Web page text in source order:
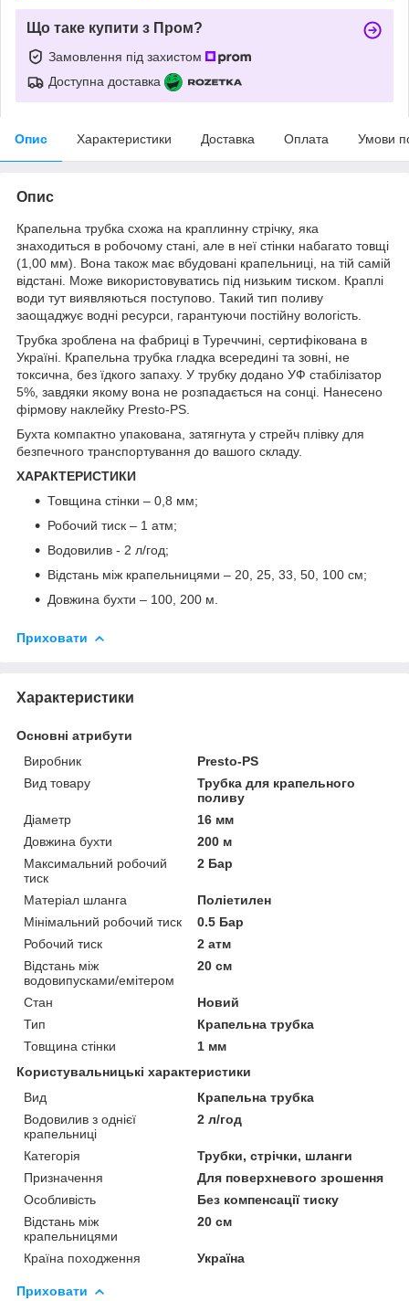
Що таке купити з Пром?
Замовлення під захистом
Доступна доставка
Опис Характеристики Доставка Оплата Умови
Опис
Крапельна трубка схожа на краплинну стрічку, яка
знаходиться в робочому стані, але в неї стінки набагато товщі
(1,00 мм). Вона також має вбудовані крапельниці, на тій самій
відстані. Може використовуватись під низьким тиском. Краплі
води тут виявляються поступово. Такий тип поливу
заощаджує водні ресурси, гарантуючи постійну вологість.
Трубка зроблена на фабриці в Туреччині, сертифікована в
Україні. Крапельна трубка гладка всередині та зовні, не
токсична, без їдкого запаху. У трубку додано УФ стабілізатор
5%, завдяки якому вона не розпадається на сонці. Нанесено
фірмову наклейку Presto-PS.
Бухта компактно упакована, затягнута у стрейч плівку для
безпечного транспортування до вашого складу.
ХАРАКТЕРИСТИКИ
Товщина стінки – 0,8 мм;
Робочий тиск – 1 атм;
Водовилив - 2 л/год;
Відстань між крапельницями – 20, 25, 33, 50, 100 см;
Довжина бухти – 100, 200 м.
Приховати
Характеристики
Основні атрибути
Виробник
Presto-PS
Вид товару
Трубка для крапельного
поливу
Діаметр
16 мм
Довжина бухти
200 м
Максимальний робочий
тиск
2 Бар
Матеріал шланга
Поліетилен
Мінімальний робочий тиск
0.5 Бар
Робочий тиск
2 атм
Відстань між
водовипусками/емітером
20 см
Стан
Новий
Тип
Крапельна трубка
Товщина стінки
1 мм
Користувальницькі характеристики
Вид
Крапельна трубка
Водовилив з однієї
крапельниці
2 л/год
Категорія
Трубки, стрічки, шланги
Призначення
Для поверхневого зрошення
Особливість
Без компенсації тиску
Відстань між
крапельницями
20 см
Країна походження Україна
Приховати